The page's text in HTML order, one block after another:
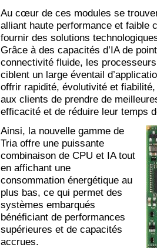
Au cœur de ces modules se
alliant haute performance et faible
fournir des solutions
Grâce à des capacités d’IA de
connectivité fluide, les
ciblent un large éventail
offrir rapidité, évolutivité et
aux clients de prendre de
efficacité et de réduire leur temps
Ainsi, la nouvelle gamme de
Tria offre une puissante
combinaison de CPU et IA tout
en affichant une
consommation énergétique au
plus bas, ce qui permet des
systèmes embarqués
bénéficiant de performances
supérieures et de capacités
accrues.